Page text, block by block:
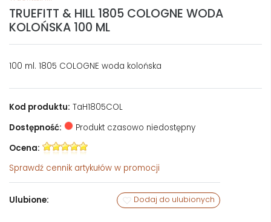
TRUEFITT & HILL 1805 COLOGNE WODA
KOLOŃSKA 100 ML
100 ml. 1805 COLOGNE woda kolońska
Kod produktu: TaH1805COL
Dostępność:
Produkt czasowo niedostępny
Ocena:
Sprawdź cennik artykułów w promocji
Ulubione: Dodaj do ulubionych